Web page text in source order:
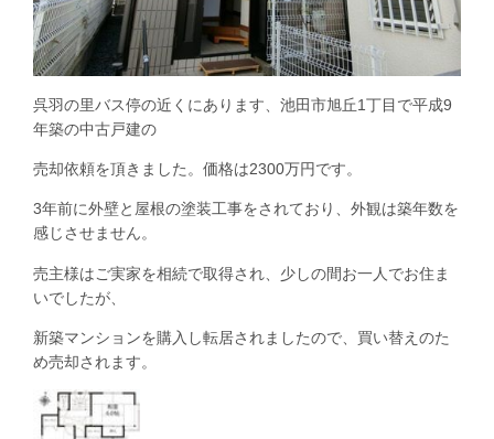
呉羽の里バス停の近くにあります、池田市旭丘1丁目で平成9
年築の中古戸建の
売却依頼を頂きました。価格は2300万円です。
3年前に外壁と屋根の塗装工事をされており、外観は築年数を
感じさせません。
売主様はご実家を相続で取得され、少しの間お一人でお住ま
いでしたが、
新築マンションを購入し転居されましたので、買い替えのた
め売却されます。